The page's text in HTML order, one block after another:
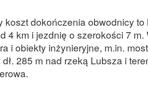
koszt dokończenia obwodnicy
4 km i jezdnię o szerokości 7
i obiekty inżynieryjne, m.in.
285 m nad rzeką Lubsza i